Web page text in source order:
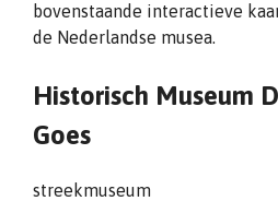
bovenstaande interactieve
de Nederlandse musea.
Historisch Museum
Goes
streekmuseum